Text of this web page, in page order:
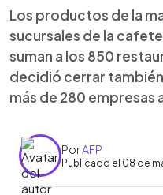
Los productos de la
sucursales de la
suman a los 850
decidió cerrar
más de 280 empresas
PorAFP
Publicado el 08 de